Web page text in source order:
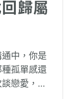
歸屬
中，你是
孤單感還
戀愛，總